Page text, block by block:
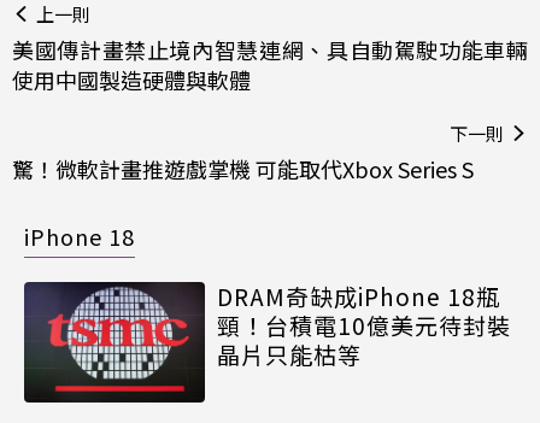
上一則
美國傳計畫禁止境內智慧連網、具自動駕駛功能車輛
使用中國製造硬體與軟體
下一則
驚！微軟計畫推遊戲掌機 可能取代Xbox Series S
iPhone 18
DRAM奇缺成iPhone 18瓶
頸！台積電10億美元待封裝
晶片只能枯等